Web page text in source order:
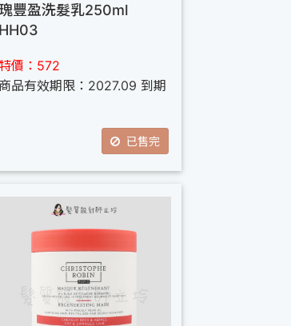
豐盈洗髮乳250ml
HH03
特價：572
商品有效期限：2027.09 到期
已售完